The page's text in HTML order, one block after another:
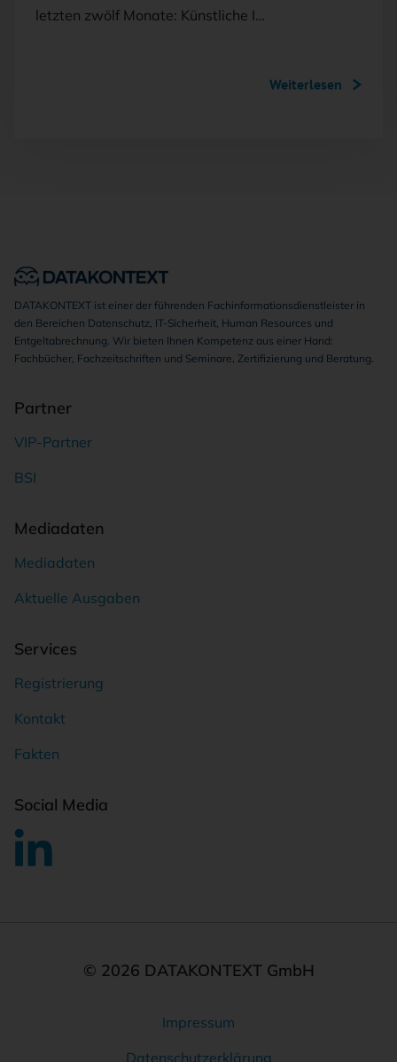
letzten zwölf Monate: Künstliche I…
Weiterlesen
DATAKONTEXT ist einer der führenden Fachinformationsdienstleister in
den Bereichen Datenschutz, IT-Sicherheit, Human Resources und
Entgeltabrechnung. Wir bieten Ihnen Kompetenz aus einer Hand:
Fachbücher, Fachzeitschriften und Seminare, Zertifizierung und Beratung.
Partner
VIP-Partner
BSI
Mediadaten
Mediadaten
Aktuelle Ausgaben
Services
Registrierung
Kontakt
Fakten
Social Media
© 2026 DATAKONTEXT GmbH
Impressum
Datenschutzerklärung